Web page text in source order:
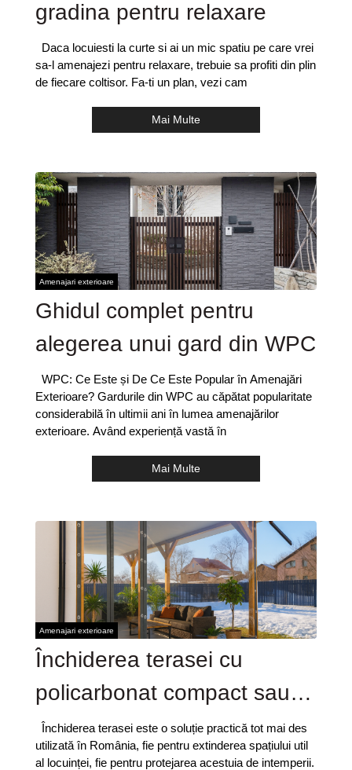
gradina pentru relaxare
Daca locuiesti la curte si ai un mic spatiu pe care vrei
sa-l amenajezi pentru relaxare, trebuie sa profiti din plin
de fiecare coltisor. Fa-ti un plan, vezi cam
Mai Multe
Amenajari exterioare
Ghidul complet pentru
alegerea unui gard din WPC
WPC: Ce Este și De Ce Este Popular în Amenajări
Exterioare? Gardurile din WPC au căpătat popularitate
considerabilă în ultimii ani în lumea amenajărilor
exterioare. Având experiență vastă în
Mai Multe
Amenajari exterioare
Închiderea terasei cu
policarbonat compact sau
cu folie transparentă PVC?
Ce alegem?
Închiderea terasei este o soluție practică tot mai des
utilizată în România, fie pentru extinderea spațiului util
al locuinței, fie pentru protejarea acestuia de intemperii.